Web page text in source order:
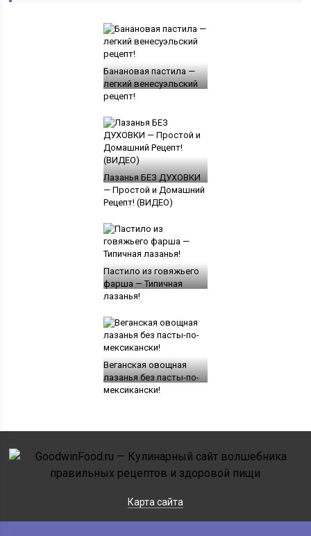
Банановая пастила —
легкий венесуэльский
рецепт!
Лазанья БЕЗ ДУХОВКИ
— Простой и Домашний
Рецепт! (ВИДЕО)
Пастило из говяжьего
фарша — Типичная
лазанья!
Веганская овощная
лазанья без пасты-по-
мексикански!
Карта сайта